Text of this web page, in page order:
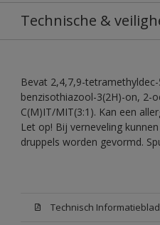
Technische &
Bevat 2,4,7,9-
benzisothiazool-3(2H)-on, 2-
C(M)IT/MIT(3:1). Kan een
Let op! Bij verneveling
druppels worden gevormd.